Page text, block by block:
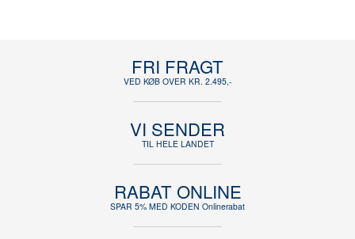
FRI FRAGT
VED KØB OVER KR. 2.495,-
VI SENDER
TIL HELE LANDET
RABAT ONLINE
SPAR 5% MED KODEN Onlinerabat